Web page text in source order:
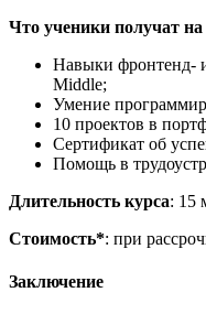
Что ученики получат
Навыки фронтенд-
Middle;
Умение
10 проектов в
Сертификат об
Помощь в
Длительность курса: 15
Стоимость*: при
Заключение